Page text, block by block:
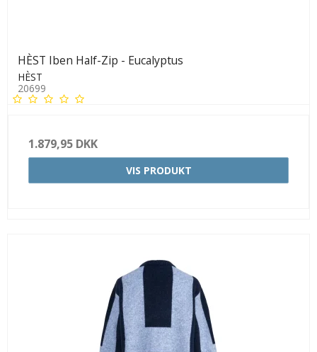
HÈST Iben Half-Zip - Eucalyptus
HÈST
20699
1.879,95 DKK
VIS PRODUKT